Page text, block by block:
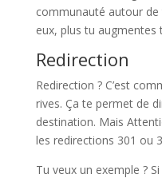
communauté autour
eux, plus tu augmentes
Redirection
Redirection ? C’est
rives. Ça te permet de
destination. Mais
les redirections 301 ou
Tu veux un exemple ?